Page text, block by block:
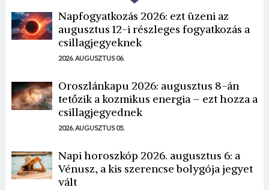
Napfogyatkozás 2026: ezt üzeni az
augusztus 12-i részleges fogyatkozás a
csillagjegyeknek
2026. AUGUSZTUS 06.
Oroszlánkapu 2026: augusztus 8-án
tetőzik a kozmikus energia – ezt hozza a
csillagjegyednek
2026. AUGUSZTUS 05.
Napi horoszkóp 2026. augusztus 6: a
Vénusz, a kis szerencse bolygója jegyet
vált